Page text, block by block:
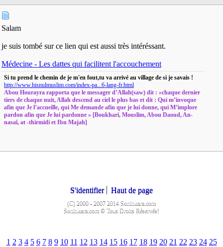
Salam
je suis tombé sur ce lien qui est aussi très intéréssant.
Médecine - Les dattes qui facilitent l'accouchement
Si tu prend le chemin de je m'en fout,tu va arrivé au village de si je savais !
http://www.hisnulmuslim.com/index-pa...6-lang-fr.html
Abou Hourayra rapporta que le messager d’Allah(saw) dit : »chaque dernier
tiers de chaque nuit, Allah descend au ciel le plus bas et dit : Qui m’invoque
afin que Je l’accueille, qui Me demande afin que je lui donne, qui M’implore
pardon afin que Je lui pardonne » [Boukhari, Mouslim, Abou Daoud, An-
nasaî, at -thirmidi et Ibn Majah]
S'identifier Haut de page
(C) 2000 - 2007 2014 Soninkara.com
Soninkara.com © Tous Droits Réservés!
1 2 3 4 5 6 7 8 9 10 11 12 13 14 15 16 17 18 19 20 21 22 23 24 25